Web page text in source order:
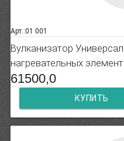
Арт.:01 001
Вулканизатор
нагревательных
61500,0
КУПИТЬ